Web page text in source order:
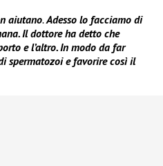
aiutano.Adesso lo facciamo di
Il dottore ha detto che
e l’altro.In modo da far
spermatozoi e favorire così il